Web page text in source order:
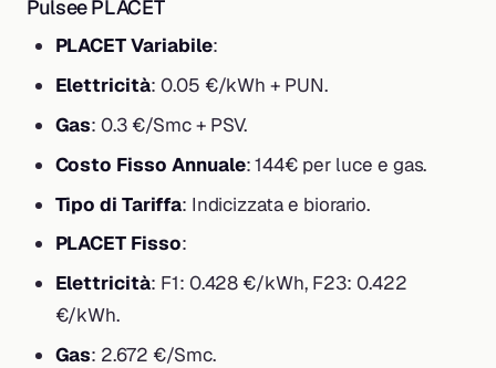
Pulsee PLACET
PLACET Variabile:
Elettricità: 0.05 €/kWh + PUN.
Gas: 0.3 €/Smc + PSV.
Costo Fisso Annuale: 144€ per luce e gas.
Tipo di Tariffa: Indicizzata e biorario.
PLACET Fisso:
Elettricità: F1: 0.428 €/kWh, F23: 0.422
€/kWh.
Gas: 2.672 €/Smc.